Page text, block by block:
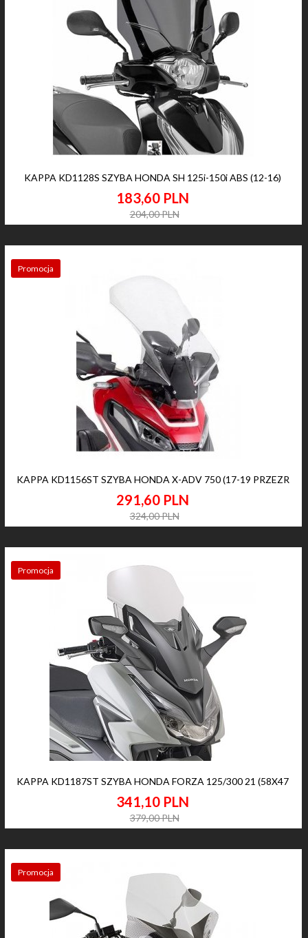
KAPPA KD1128S SZYBA HONDA SH 125i-150i ABS (12-16)
183,60 PLN
204,00 PLN
Promocja
KAPPA KD1156ST SZYBA HONDA X-ADV 750 (17-19 PRZEZR
291,60 PLN
324,00 PLN
Promocja
KAPPA KD1187ST SZYBA HONDA FORZA 125/300 21 (58X47
341,10 PLN
379,00 PLN
Promocja